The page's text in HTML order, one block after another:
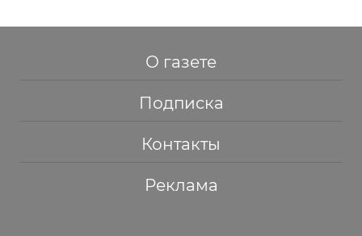
О газете
Подписка
Контакты
Реклама